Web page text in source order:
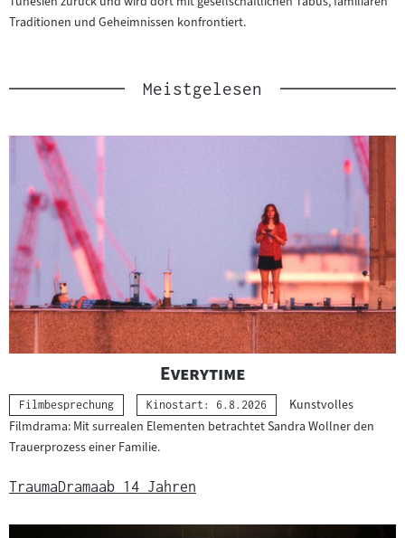
Traditionen und Geheimnissen konfrontiert.
Meistgelesen
"
Everytime"
Kategorie:
Filmbesprechung Kinostart: 6.8.2026
Kunstvolles
Filmdrama: Mit surrealen Elementen betrachtet Sandra Wollner den
Trauerprozess einer Familie.
TraumaDramaab 14 Jahren